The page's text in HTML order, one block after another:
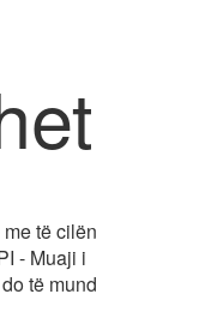
të cilën
- Muaji i
të mund